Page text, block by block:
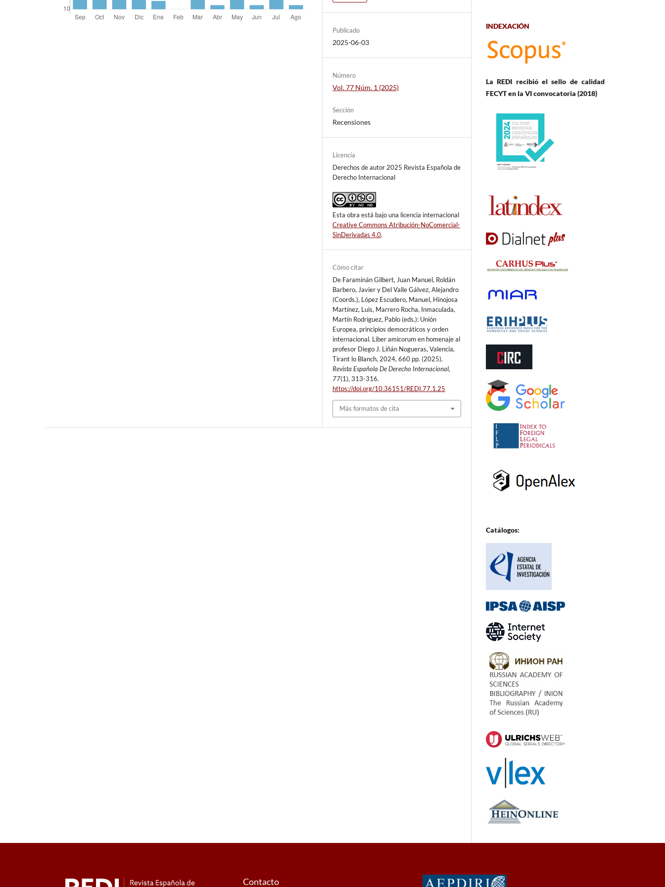
Publicado
2025-06-03
Número
Vol. 77 Núm. 1 (2025)
Sección
Recensiones
Licencia
Derechos de autor 2025 Revista Española de
Derecho Internacional
Esta obra está bajo una licencia internacional
Creative Commons Atribución-NoComercial-
SinDerivadas 4.0.
Cómo citar
De Faraminán Gilbert, Juan Manuel, Roldán
Barbero, Javier y Del Valle Gálvez, Alejandro
(Coords.), López Escudero, Manuel, Hinojosa
Martínez, Luis, Marrero Rocha, Inmaculada,
Martín Rodríguez, Pablo (eds.): Unión
Europea, principios democráticos y orden
internacional. Liber amicorum en homenaje al
profesor Diego J. Liñán Nogueras, Valencia,
Tirant lo Blanch, 2024, 660 pp. (2025).
Revista Española De Derecho Internacional,
77(1), 313-316.
https://doi.org/10.36151/REDI.77.1.25
Más formatos de cita
INDEXACIÓN
La REDI recibió el sello de calidad
FECYT en la VI convocatoria (2018)
Catálogos:
Contacto